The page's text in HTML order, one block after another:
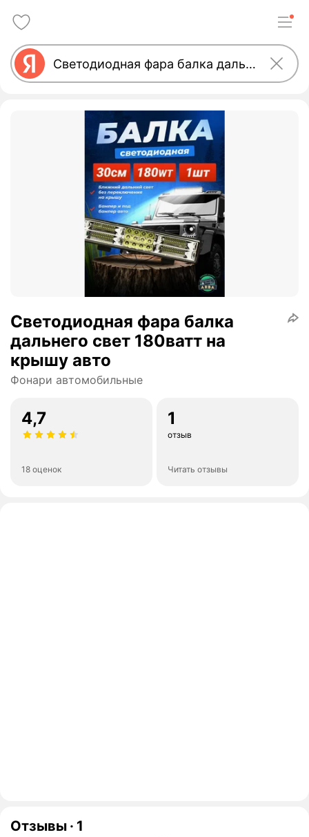
Светодиодная фара балка
дальнего свет 180ватт на
крышу авто
Фонари автомобильные
4,7
18 оценок
1
отзыв
Читать отзывы
Отзывы · 1